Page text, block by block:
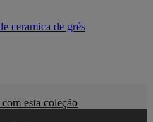
ceramica de grés
esta coleção